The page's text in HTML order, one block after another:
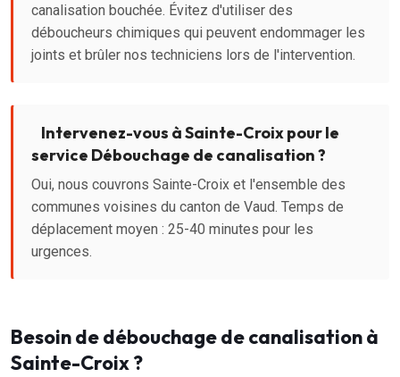
canalisation bouchée. Évitez d'utiliser des
déboucheurs chimiques qui peuvent endommager les
joints et brûler nos techniciens lors de l'intervention.
Intervenez-vous à Sainte-Croix pour le
service Débouchage de canalisation ?
Oui, nous couvrons Sainte-Croix et l'ensemble des
communes voisines du canton de Vaud. Temps de
déplacement moyen : 25-40 minutes pour les
urgences.
Besoin de débouchage de canalisation à
Sainte-Croix ?